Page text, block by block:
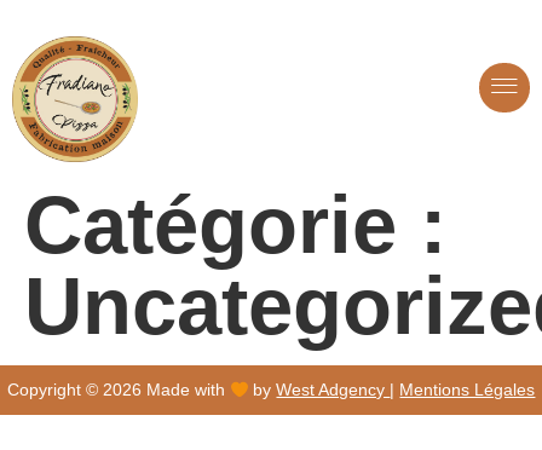
Catégorie :
Copyright © 2026 Made with byWest Adgency | Mentions Légales